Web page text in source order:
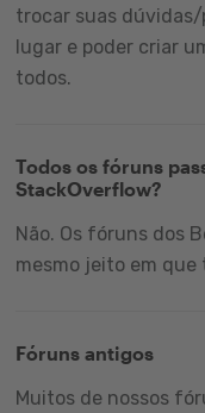
trocar suas dúvidas/
lugar e poder criar
todos.
Todos os fóruns
StackOverflow?
Não. Os fóruns dos
mesmo jeito em
Fóruns antigos
Muitos de nossos